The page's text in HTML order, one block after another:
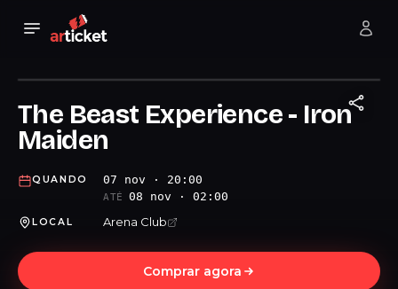
The Beast Experience - Iron
Maiden
QUANDO 07 nov · 20:00
ATÉ 08 nov · 02:00
LOCAL Arena Club
Comprar agora